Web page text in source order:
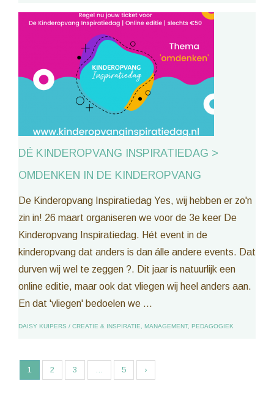
DÉ KINDEROPVANG INSPIRATIEDAG >
OMDENKEN IN DE KINDEROPVANG
De Kinderopvang Inspiratiedag Yes, wij hebben er zo'n
zin in! 26 maart organiseren we voor de 3e keer De
Kinderopvang Inspiratiedag. Hét event in de
kinderopvang dat anders is dan álle andere events. Dat
durven wij wel te zeggen ?. Dit jaar is natuurlijk een
online editie, maar ook dat vliegen wij heel anders aan.
En dat 'vliegen' bedoelen we ...
DAISY KUIPERS / CREATIE & INSPIRATIE MANAGEMENT, PEDAGOGIEK
1 2 3 … 5 ›